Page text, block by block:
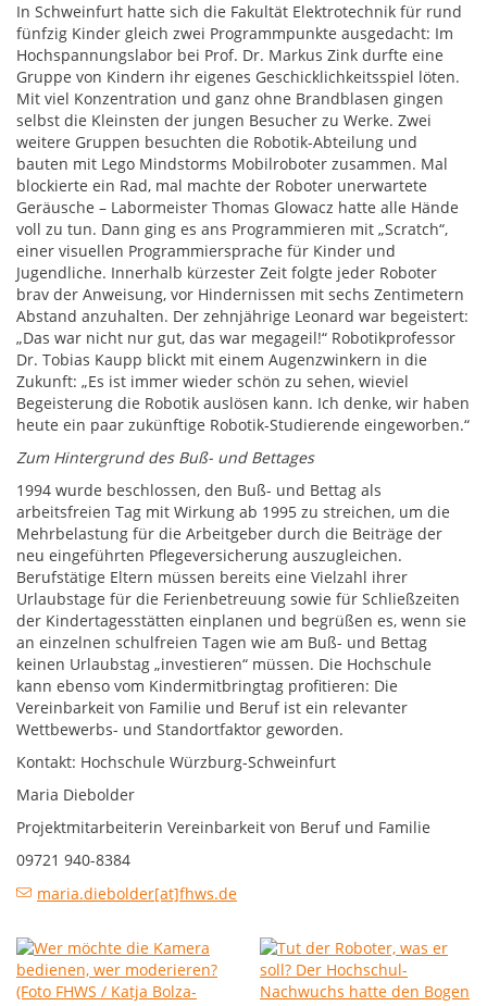
In Schweinfurt hatte sich die Fakultät Elektrotechnik für rund
fünfzig Kinder gleich zwei Programmpunkte ausgedacht: Im
Hochspannungslabor bei Prof. Dr. Markus Zink durfte eine
Gruppe von Kindern ihr eigenes Geschicklichkeitsspiel löten.
Mit viel Konzentration und ganz ohne Brandblasen gingen
selbst die Kleinsten der jungen Besucher zu Werke. Zwei
weitere Gruppen besuchten die Robotik-Abteilung und
bauten mit Lego Mindstorms Mobilroboter zusammen. Mal
blockierte ein Rad, mal machte der Roboter unerwartete
Geräusche – Labormeister Thomas Glowacz hatte alle Hände
voll zu tun. Dann ging es ans Programmieren mit „Scratch“,
einer visuellen Programmiersprache für Kinder und
Jugendliche. Innerhalb kürzester Zeit folgte jeder Roboter
brav der Anweisung, vor Hindernissen mit sechs Zentimetern
Abstand anzuhalten. Der zehnjährige Leonard war begeistert:
„Das war nicht nur gut, das war megageil!“ Robotikprofessor
Dr. Tobias Kaupp blickt mit einem Augenzwinkern in die
Zukunft: „Es ist immer wieder schön zu sehen, wieviel
Begeisterung die Robotik auslösen kann. Ich denke, wir haben
heute ein paar zukünftige Robotik-Studierende eingeworben.“
Zum Hintergrund des Buß- und Bettages
1994 wurde beschlossen, den Buß- und Bettag als
arbeitsfreien Tag mit Wirkung ab 1995 zu streichen, um die
Mehrbelastung für die Arbeitgeber durch die Beiträge der
neu eingeführten Pflegeversicherung auszugleichen.
Berufstätige Eltern müssen bereits eine Vielzahl ihrer
Urlaubstage für die Ferienbetreuung sowie für Schließzeiten
der Kindertagesstätten einplanen und begrüßen es, wenn sie
an einzelnen schulfreien Tagen wie am Buß- und Bettag
keinen Urlaubstag „investieren“ müssen. Die Hochschule
kann ebenso vom Kindermitbringtag profitieren: Die
Vereinbarkeit von Familie und Beruf ist ein relevanter
Wettbewerbs- und Standortfaktor geworden.
Kontakt: Hochschule Würzburg-Schweinfurt
Maria Diebolder
Projektmitarbeiterin Vereinbarkeit von Beruf und Familie
09721 940-8384
maria.diebolder[at]fhws.de